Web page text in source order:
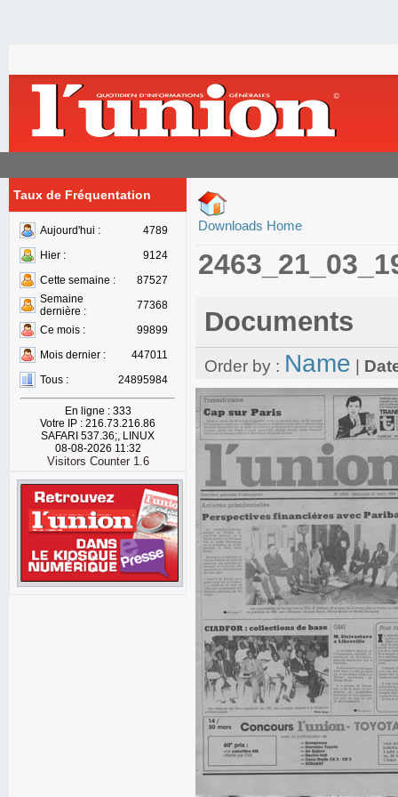
Taux de Fréquentation
Aujourd'hui :
4789
Hier :
9124
Cette semaine :
87527
Semaine
dernière :
77368
Ce mois :
99899
Mois dernier :
447011
Tous :
24895984
En ligne : 333
Votre IP : 216.73.216.86
SAFARI 537.36;, LINUX
08-08-2026 11:32
Visitors Counter 1.6
Downloads Home
Documents
Order by : Name